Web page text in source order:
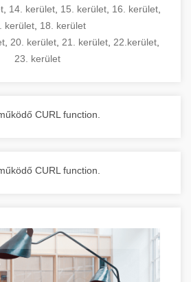
14. kerület 15. kerület 16. kerület
kerület 18. kerület
20. kerület 21. kerület 22.kerület
23. kerület
CURL function.
CURL function.